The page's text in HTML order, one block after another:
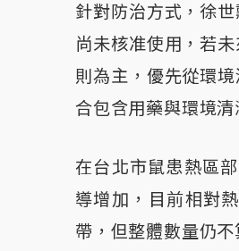
針對防治方式，徐
尚未核准使用，若
則為主，優先從環
合包含用藥與環境
在台北市鼠患熱區
導增加，目前相對
帶，但整體數量仍